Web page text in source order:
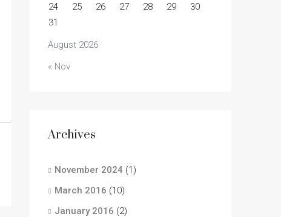
August 2026
24
25 26 27 28 29
30
31
« Nov
Archives
November 2024 (1)
March 2016 (10)
January 2016 (2)